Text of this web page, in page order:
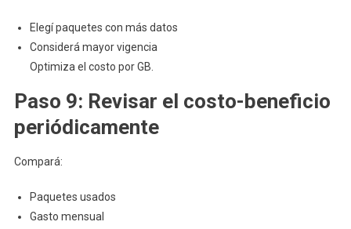
Elegí paquetes con más datos
Considerá mayor vigencia
Optimiza el costo por GB.
Paso 9: Revisar el costo-beneficio
periódicamente
Compará:
Paquetes usados
Gasto mensual